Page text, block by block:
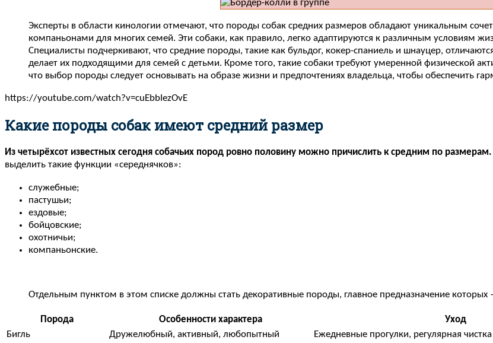
Эксперты в области кинологии отмечают, что породы собак средних размеров обладают уникальным
компаньонами для многих семей. Эти собаки, как правило, легко адаптируются к различным условиям
Специалисты подчеркивают, что средние породы, такие как бульдог, кокер-спаниель и шнауцер,
делает их подходящими для семей с детьми. Кроме того, такие собаки требуют умеренной физической
что выбор породы следует основывать на образе жизни и предпочтениях владельца, чтобы обеспечить
https://youtube.com/watch?v=cuEbbIezOvE
Какие породы собак имеют средний размер
Из четырёхсот известных сегодня собачьих пород ровно половину можно причислить к средним по размерам.
выделить такие функции «середнячков»:
служебные;
пастушьи;
ездовые;
бойцовские;
охотничьи;
компаньонские.
Отдельным пунктом в этом списке должны стать декоративные породы, главное предназначение
Порода Особенности характера
Уход
Бигль
Дружелюбный, активный, любопытный
Ежедневные прогулки, регулярная